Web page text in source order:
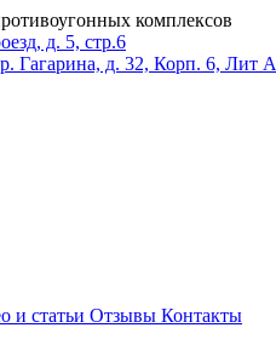
комплексов
д. 5, стр.6
Гагарина, д. 32, Корп. 6, Лит А
и статьи Отзывы Контакты